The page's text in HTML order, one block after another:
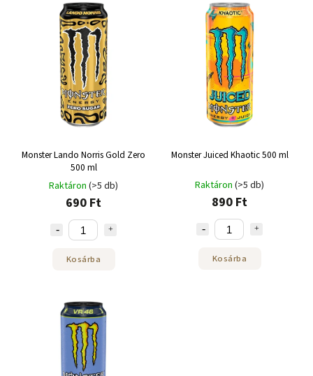
ABC szerint
Monster Lando Norris Gold Zero
500 ml
Raktáron (>5 db)
690 Ft
Kosárba
Monster Juiced Khaotic 500 ml
Raktáron (>5 db)
890 Ft
Kosárba